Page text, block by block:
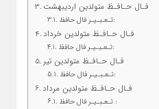
فـال حـافـظ متولدین اردیبهشت
تـعـبـیـر فال حافظ:
فـال حـافـظ متولدین خرداد
تـعـبـیـر فال حافظ:
فـال حـافـظ متولدین تیر
تـعـبـیـر فال حافظ:
فـال حـافـظ متولدین مرداد
تـعـبـیـر فال حافظ :